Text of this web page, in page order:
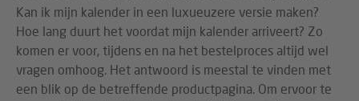
Kan ik mijn kalender in een luxueuzere versie maken?
Hoe lang duurt het voordat mijn kalender arriveert? Zo
komen er voor, tijdens en na het bestelproces altijd wel
vragen omhoog. Het antwoord is meestal te vinden met
een blik op de betreffende productpagina. Om ervoor te